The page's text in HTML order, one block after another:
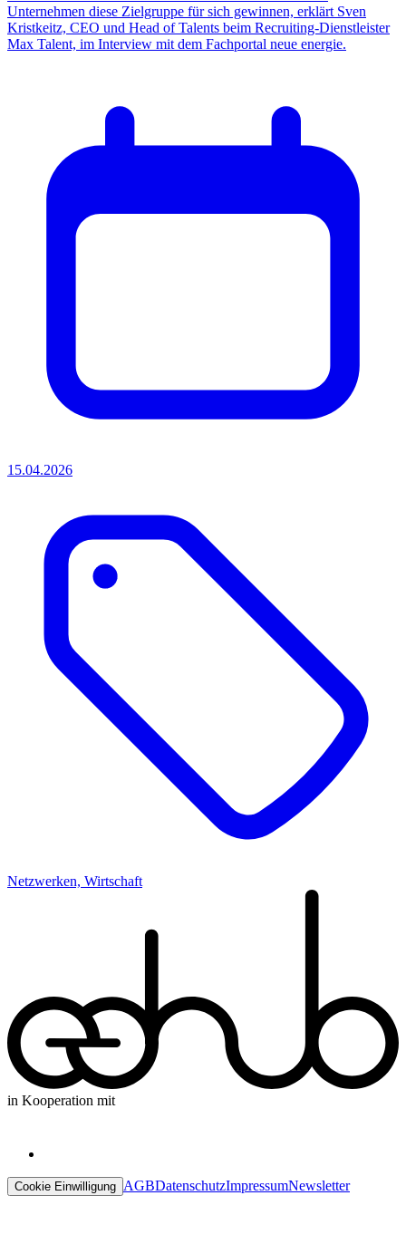
Unternehmen diese Zielgruppe für sich gewinnen, erklärt Sven
Kristkeitz, CEO und Head of Talents beim Recruiting-Dienstleister
Max Talent, im Interview mit dem Fachportal neue energie.
15.04.2026
Netzwerken, Wirtschaft
in Kooperation mit
Cookie Einwilligung AGBDatenschutzImpressumNewsletter